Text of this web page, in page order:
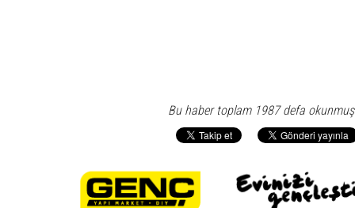
Bu haber toplam 1987 defa